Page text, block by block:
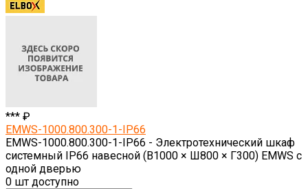
*** ₽
EMWS-1000.800.300-1-IP66
EMWS-1000.800.300-1-IP66 - Электротехнический шкаф
системный IP66 навесной (В1000 × Ш800 × Г300) EMWS c
одной дверью
0 шт доступно